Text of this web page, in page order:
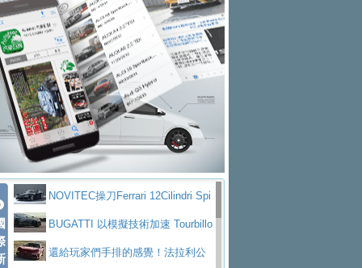
心開幕啟用
救助器材車買氣不衰、SUZUKI經銷商勇於開啟
全新大店，新北都鈴木占地500坪土城旗艦
展示中心開幕
2025第七屆ISUZU運轉職人挑戰賽
熱血登場 展現極致車技與專業職人精神
H2GP世界總決賽圓滿落幕 台灣團
隊表現精彩淨零減碳指標性應用 純電動水泥預
拌車 消防車除了滅火裝備還需要什麼？
一探SITRAK “準” 消防車的究竟
大益金龍初試啼聲，汽柴油5噸貨車
不是對手正宗年鑑2025年全球自動車年鑑1月
下旬問世！2024第六屆ISUZU運轉職人挑戰賽
首度前進南台灣熱烈開戰
豪華電能休旅新星 Audi Q4 Sportba
ck 55 e-tron S lineScania Taiwan 逆風而行，加深力
全台限量200台 進化現型
不等零關稅的紅利，Jeep品牌今日
起展開首批車交車
Volvo EX60 即將叩關，靜肅性、底
盤與數位介面搶先揭露
Audi Q9 將於 2026 年底上市 旗艦
大型 SUV 鎖定七人座豪華市場
BMW攜手漫威電影【蜘蛛人：重生
日】 Skoda 發表全新 Peaq 內裝：七人
座純電旗艦 SUV，行李廂最大可達 935 公
升
全新純電 Mercedes-Benz C 400 4
MATIC Electric 登場
奢華與科技大躍進，MAZDA全新3
代CX-5全方位進化提前亮相並展開預售94.9
萬起
馬自達公布 2027 年式 MX-5 更
新，新增 Yakudo 特別版
Skoda Peaq 發表全新電動動力系
NOVITEC操刀Ferrari 12Cilindri Spi
der 碳纖維空力、鍛造輪圈與Inconel排氣
上身
BUGATTI 以模擬技術加速 Tourbillo
n 動態開發還給玩家們手排的感覺！法拉利公